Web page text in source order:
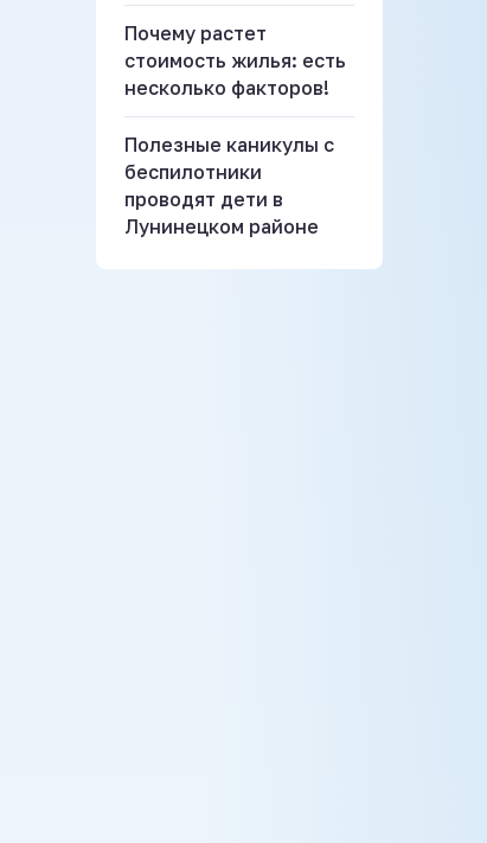
Почему растет
стоимость жилья: есть
несколько факторов!
Полезные каникулы с
беспилотники
проводят дети в
Лунинецком районе